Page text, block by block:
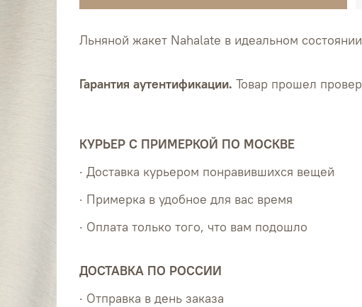
Льняной жакет Nahalate в идеальном
Гарантия аутентификации. Товар прошел
КУРЬЕР С ПРИМЕРКОЙ ПО МОСКВЕ
· Доставка курьером понравившихся вещей
· Примерка в удобное для вас время
· Оплата только того, что вам подошло
ДОСТАВКА ПО РОССИИ
· Отправка в день заказа